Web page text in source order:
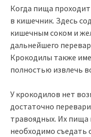
Когда пища
в кишечник. Здесь
кишечным соком и
дальнейшего
Крокодилы также
полностью извлечь
У крокодилов нет
достаточно
травоядных. Их пища
необходимо